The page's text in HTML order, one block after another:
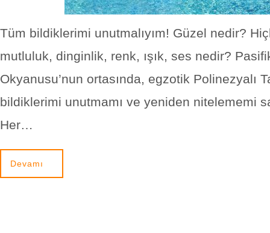
Tüm bildiklerimi unutmalıyım! Güzel nedir?
mutluluk, dinginlik, renk, ışık, ses nedir?
Okyanusu’nun ortasında, egzotik Polinezyalı
bildiklerimi unutmamı ve yeniden nitelememi
Her…
Devamı